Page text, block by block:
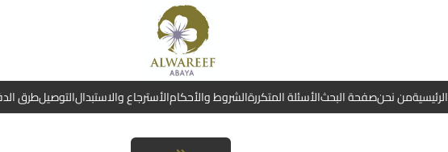
الرئيسيةمن نحنصفحة البحثالأسئلة المتكررةالشروط والأحكامالأسترجاع والاستبدالالتوصيلطرق